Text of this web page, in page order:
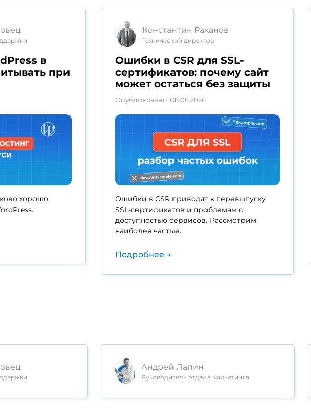
в
при
хорошо
Константин Раханов
Технический директор
Ошибки в CSR для SSL-
сертификатов: почему сайт
может остаться без защиты
Опубликовано: 08.06.2026
Ошибки в CSR приводят к перевыпуску
SSL-сертификатов и проблемам с
доступностью сервисов. Рассмотрим
наиболее частые.
Подробнее →
Андрей Лапин
Руководитель отдела маркетинга